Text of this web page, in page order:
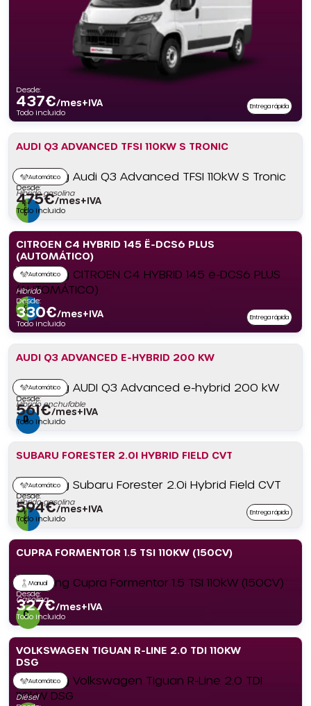
Desde:
437€/mes+IVA
Todo incluido
Entrega rápida
AUDI Q3 ADVANCED TFSI 110KW S TRONIC
Automático
Híbrido gasolina
Desde:
475€/mes+IVA
Todo incluido
CITROEN C4 HYBRID 145 Ë-DCS6 PLUS
(AUTOMÁTICO)
Automático
Híbrido
Desde:
330€/mes+IVA
Todo incluido
Entrega rápida
AUDI Q3 ADVANCED E-HYBRID 200 KW
Automático
Híbrido enchufable
Desde:
561€/mes+IVA
Todo incluido
SUBARU FORESTER 2.0I HYBRID FIELD CVT
Automático
Híbrido gasolina
Desde:
594€/mes+IVA
Todo incluido
Entrega rápida
CUPRA FORMENTOR 1.5 TSI 110KW (150CV)
Manual
Gasolina
Desde:
327€/mes+IVA
Todo incluido
VOLKSWAGEN TIGUAN R-LINE 2.0 TDI 110KW
DSG
Automático
Diésel